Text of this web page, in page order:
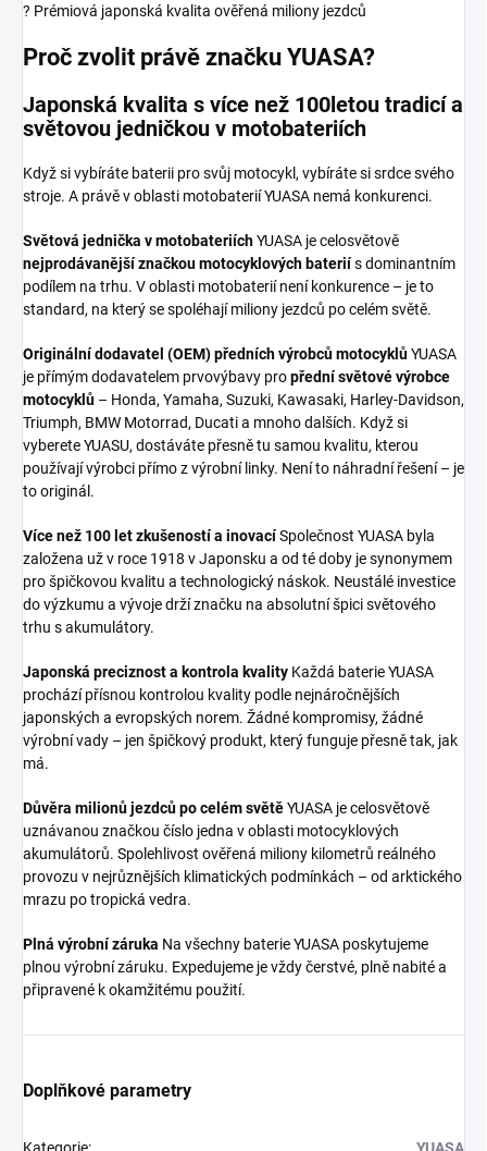
? Prémiová japonská kvalita ověřená miliony jezdců
Proč zvolit právě značku YUASA?
Japonská kvalita s více než 100letou tradicí a
světovou jedničkou v motobateriích
Když si vybíráte baterii pro svůj motocykl, vybíráte si srdce svého
stroje. A právě v oblasti motobaterií YUASA nemá konkurenci.
Světová jednička v motobateriíchYUASA je celosvětově
nejprodávanější značkou motocyklových bateriís dominantním
podílem na trhu. V oblasti motobaterií není konkurence – je to
standard, na který se spoléhají miliony jezdců po celém světě.
Originální dodavatel (OEM) předních výrobců motocyklůYUASA
je přímým dodavatelem prvovýbavy propřední světové výrobce
motocyklů – Honda, Yamaha, Suzuki, Kawasaki, Harley-Davidson,
Triumph, BMW Motorrad, Ducati a mnoho dalších. Když si
vyberete YUASU, dostáváte přesně tu samou kvalitu, kterou
používají výrobci přímo z výrobní linky. Není to náhradní řešení – je
to originál.
Více než 100 let zkušeností a inovacíSpolečnost YUASA byla
založena už v roce 1918 v Japonsku a od té doby je synonymem
pro špičkovou kvalitu a technologický náskok. Neustálé investice
do výzkumu a vývoje drží značku na absolutní špici světového
trhu s akumulátory.
Japonská preciznost a kontrola kvality Každá baterie YUASA
prochází přísnou kontrolou kvality podle nejnáročnějších
japonských a evropských norem. Žádné kompromisy, žádné
výrobní vady – jen špičkový produkt, který funguje přesně tak, jak
má.
Důvěra milionů jezdců po celém světěYUASA je celosvětově
uznávanou značkou číslo jedna v oblasti motocyklových
akumulátorů. Spolehlivost ověřená miliony kilometrů reálného
provozu v nejrůznějších klimatických podmínkách – od arktického
mrazu po tropická vedra.
Plná výrobní záruka Na všechny baterie YUASA poskytujeme
plnou výrobní záruku. Expedujeme je vždy čerstvé, plně nabité a
připravené k okamžitému použití.
Doplňkové parametry
Kategorie: YUASA